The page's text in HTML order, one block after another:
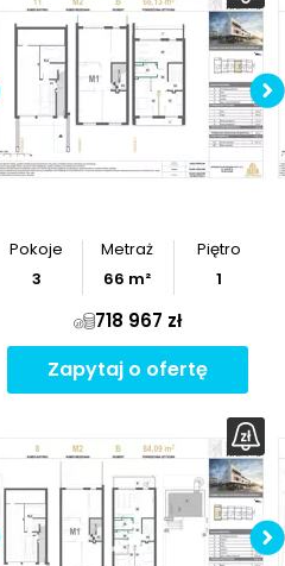
Pobierzrzut
Pokoje
3
Metraż
66 m²
Piętro
1
718 967 zł
Zapytaj o ofertę
Pobierzrzut